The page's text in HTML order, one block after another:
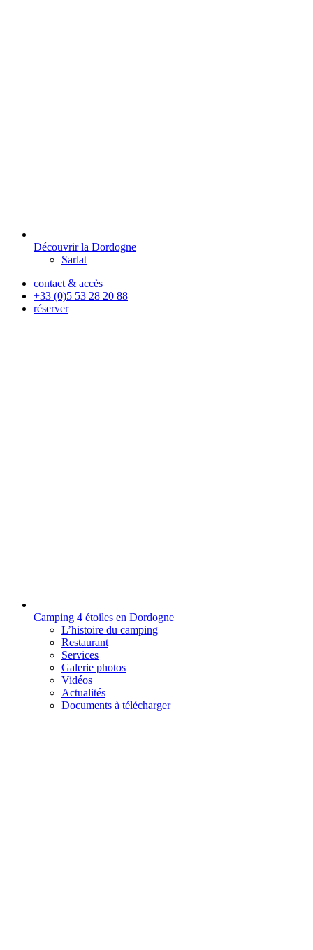
Découvrir la Dordogne
Sarlat
contact & accès
+33 (0)5 53 28 20 88
réserver
Camping 4 étoiles en Dordogne
L’histoire du camping
Restaurant
Services
Galerie photos
Vidéos
Actualités
Documents à télécharger